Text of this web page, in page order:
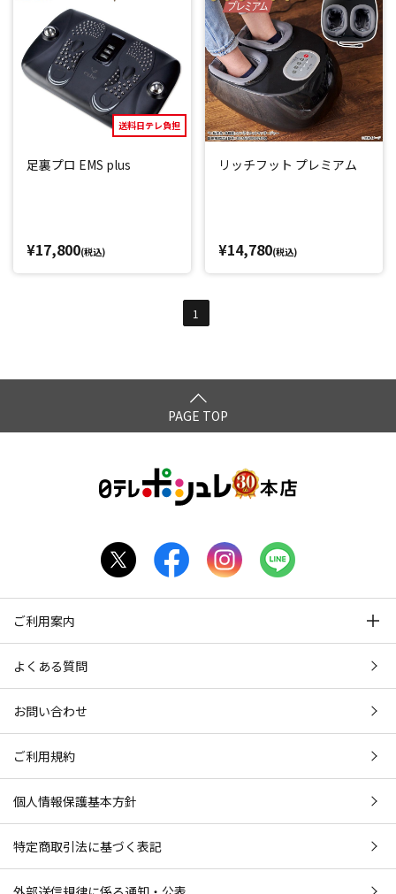
送料日テレ負担
足裏プロ EMS plus
¥17,800(税込)
リッチフット プレミアム
¥14,780(税込)
1
PAGE TOP
ご利用案内
よくある質問
お問い合わせ
ご利用規約
個人情報保護基本方針
特定商取引法に基づく表記